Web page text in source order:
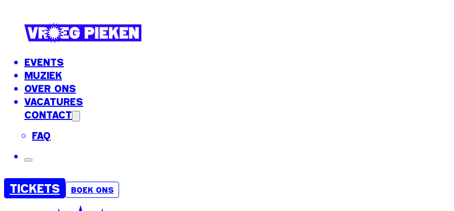
EVENTS
MUZIEK
OVER ONS
VACATURES
CONTACT
FAQ
TICKETS BOEK ONS